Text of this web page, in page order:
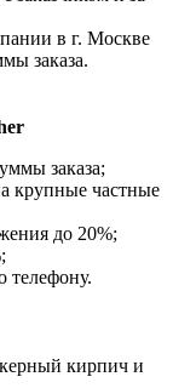
в г. Москве
заказа.
заказа;
крупные частные
до 20%;
телефону.
кирпич и